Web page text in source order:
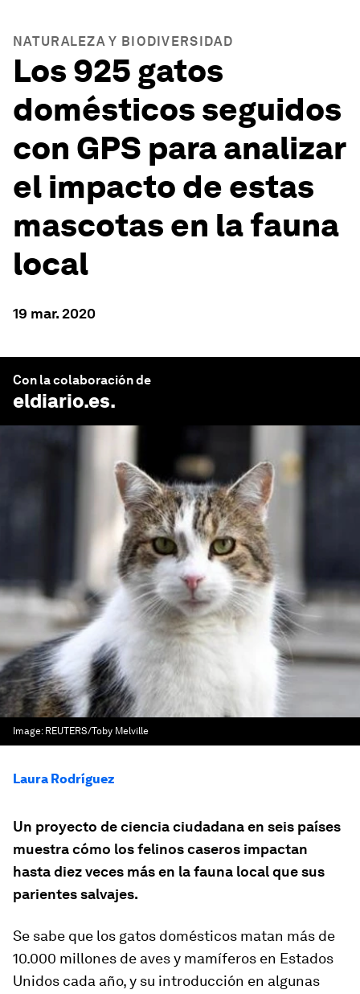
NATURALEZA Y BIODIVERSIDAD
Los 925 gatos
domésticos seguidos
con GPS para analizar
el impacto de estas
mascotas en la fauna
local
19 mar. 2020
Con la colaboración de
eldiario.es.
Image: REUTERS/Toby Melville
Laura Rodríguez
Un proyecto de ciencia ciudadana en seis países
muestra cómo los felinos caseros impactan
hasta diez veces más en la fauna local que sus
parientes salvajes.
Se sabe que los gatos domésticos matan más de
10.000 millones de aves y mamíferos en Estados
Unidos cada año, y su introducción en algunas